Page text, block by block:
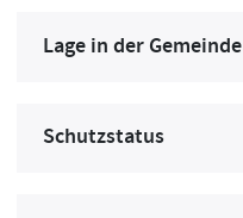
Lage in der Gemeinde
Schutzstatus